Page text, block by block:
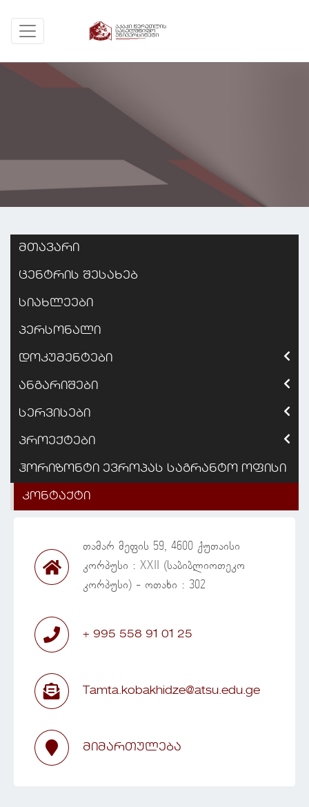
მთავარი
ცენტრის შესახებ
სიახლეები
პერსონალი
დოკუმენტები
ანგარიშები
სერვისები
პროექტები
ჰორიზონტი ევროპას საგრანტო ოფისი
კონტაქტი
თამარ მეფის 59, 4600 ქუთაისი
კორპუსი : XXII (საბიბლიოთეკო
კორპუსი) - ოთახი : 302
+ 995 558 91 01 25
Tamta.kobakhidze@atsu.edu.ge
მიმართულება